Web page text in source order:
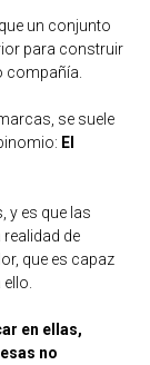
un conjunto
para construir
compañía.
se suele
El
y es que las
de
que es capaz
en ellas,
no